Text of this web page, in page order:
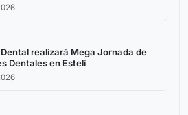
realizará Mega Jornada de
Dentales en Estelí